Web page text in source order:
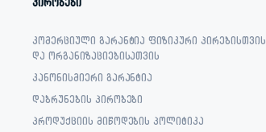
პირობები
კომერციული გარანტია ფიზიკური პირებისთვის
და ორგანიზაციებისათვის
კანონისმიერი გარანტია
დაბრუნების პირობები
პროდუქციის მიწოდების პოლიტიკა